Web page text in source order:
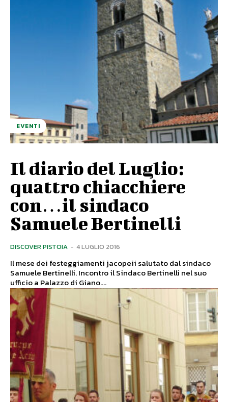
EVENTI
Il diario del Luglio:
quattro chiacchiere
con…il sindaco
Samuele Bertinelli
DISCOVER PISTOIA - 4 LUGLIO 2016
Il mese dei festeggiamenti jacopeii salutato dal sindaco
Samuele Bertinelli. Incontro il Sindaco Bertinelli nel suo
ufficio a Palazzo di Giano....